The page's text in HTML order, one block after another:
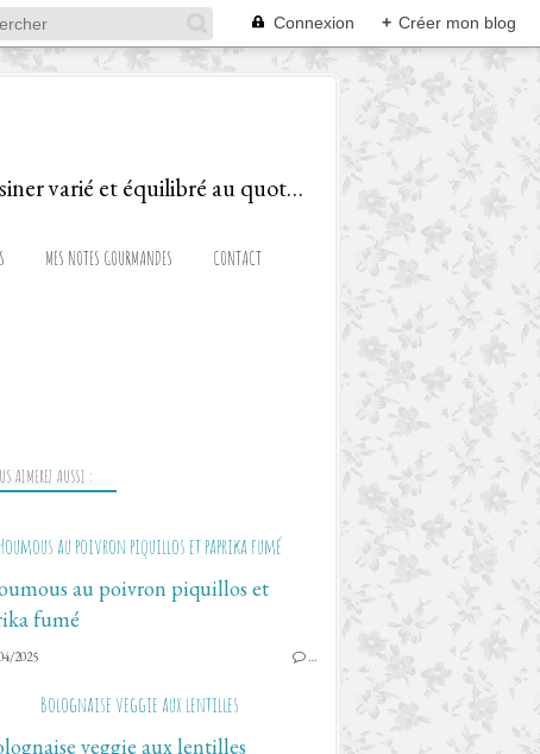
Connexion + Créer mon blog
Le blog d'une Diététicienne Gourmande, ravie de partager recettes et astuces pour cuisiner varié et équilibré au quotidien!
MES NOTES GOURMANDES CONTACT
AIMEREZ AUSSI :
Houmous au poivron piquillos et paprika fumé
2025 …
Bolognaise veggie aux lentilles